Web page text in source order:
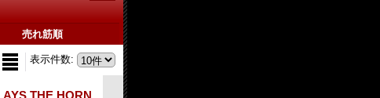
売れ筋順
表示件数:
THE HORN